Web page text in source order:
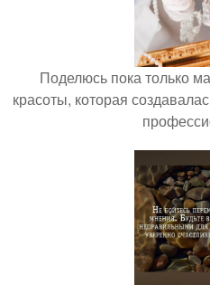
Поделюсь пока только
красоты, которая